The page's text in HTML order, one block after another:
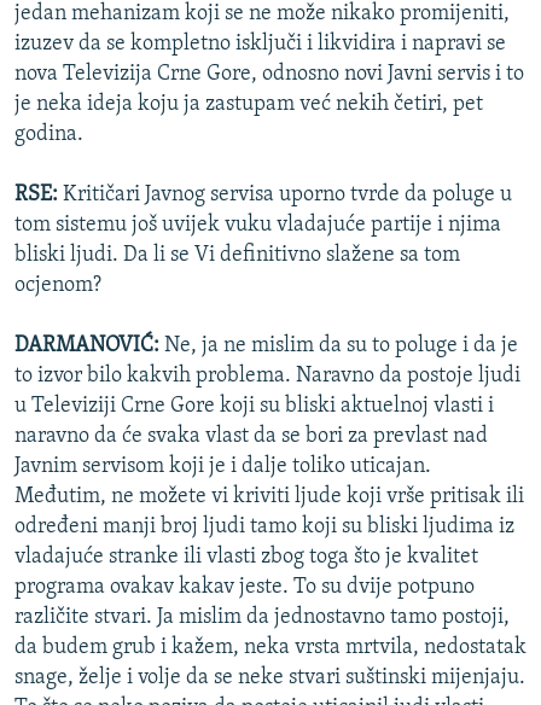
jedan mehanizam koji se ne može nikako promijeniti,
izuzev da se kompletno isključi i likvidira i napravi se
nova Televizija Crne Gore, odnosno novi Javni servis i to
je neka ideja koju ja zastupam već nekih četiri, pet
godina.
RSE: Kritičari Javnog servisa uporno tvrde da poluge u
tom sistemu još uvijek vuku vladajuće partije i njima
bliski ljudi. Da li se Vi definitivno slažene sa tom
ocjenom?
DARMANOVIĆ: Ne, ja ne mislim da su to poluge i da je
to izvor bilo kakvih problema. Naravno da postoje ljudi
u Televiziji Crne Gore koji su bliski aktuelnoj vlasti i
naravno da će svaka vlast da se bori za prevlast nad
Javnim servisom koji je i dalje toliko uticajan.
Međutim, ne možete vi kriviti ljude koji vrše pritisak ili
određeni manji broj ljudi tamo koji su bliski ljudima iz
vladajuće stranke ili vlasti zbog toga što je kvalitet
programa ovakav kakav jeste. To su dvije potpuno
različite stvari. Ja mislim da jednostavno tamo postoji,
da budem grub i kažem, neka vrsta mrtvila, nedostatak
snage, želje i volje da se neke stvari suštinski mijenjaju.